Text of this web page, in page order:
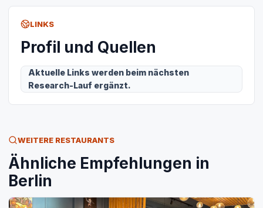
LINKS
Profil und Quellen
Aktuelle Links werden beim nächsten
Research-Lauf ergänzt.
WEITERE RESTAURANTS
Ähnliche Empfehlungen in
Berlin